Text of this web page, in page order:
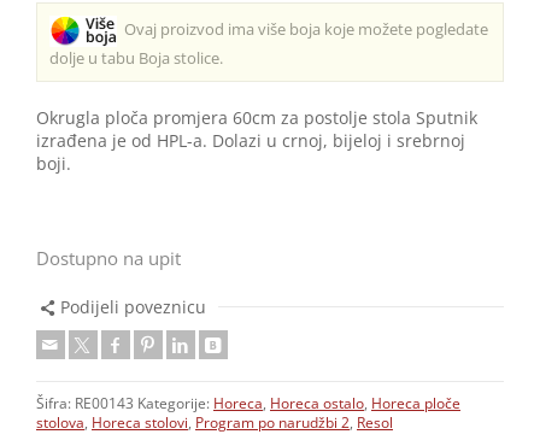
Ovaj proizvod ima više boja koje možete pogledate
dolje u tabu Boja stolice.
Okrugla ploča promjera 60cm za postolje stola Sputnik
izrađena je od HPL-a. Dolazi u crnoj, bijeloj i srebrnoj
boji.
Dostupno na upit
Podijeli poveznicu
Šifra: RE00143 Kategorije: Horeca Horeca ostalo Horeca ploče
stolova Horeca stolovi Program po narudžbi 2 Resol